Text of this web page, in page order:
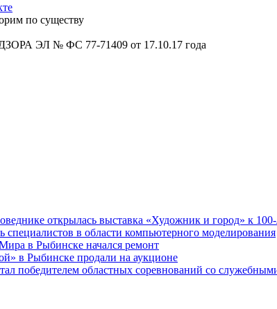
по существу
ЭЛ № ФС 77-71409 от 17.10.17 года
открылась выставка «Художник и город» к
специалистов в области компьютерного моделирования
в Рыбинске начался ремонт
в Рыбинске продали на аукционе
победителем областных соревнований со